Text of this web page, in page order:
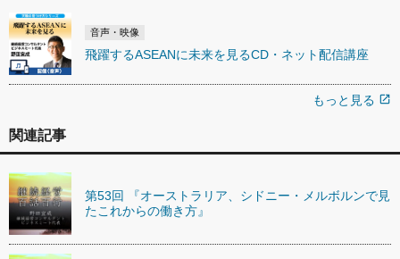
音声・映像
飛躍するASEANに未来を見るCD・ネット配信講座
もっと見る open_in_new
関連記事
第53回 『オーストラリア、シドニー・メルボルンで見
たこれからの働き方』